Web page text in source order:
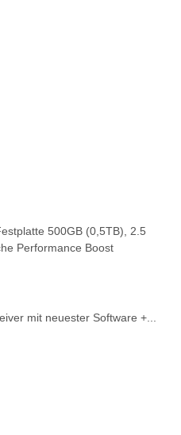
500GB (0,5TB), 2.5
Performance Boost